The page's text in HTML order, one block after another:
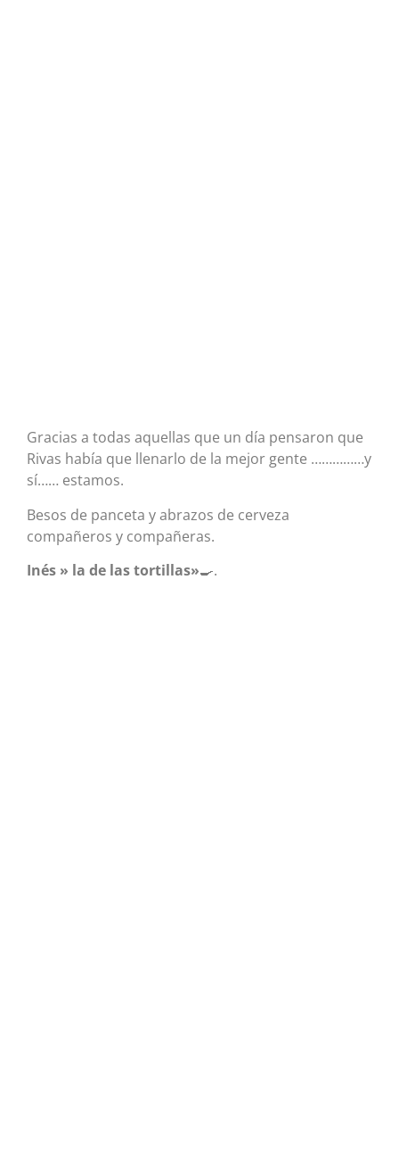
Gracias a todas aquellas que un día pensaron que
Rivas había que llenarlo de la mejor gente ……………y
sí…… estamos.
Besos de panceta y abrazos de cerveza
compañeros y compañeras.
Inés » la de las tortillas»🍳.